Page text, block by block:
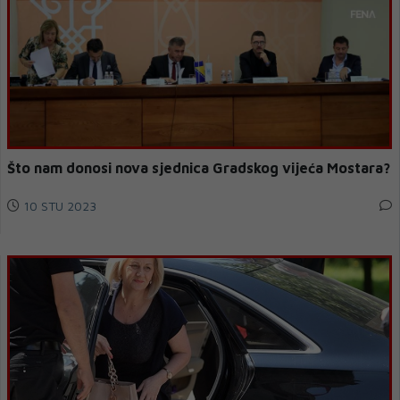
Što nam donosi nova sjednica Gradskog vijeća Mostara?
10 STU 2023